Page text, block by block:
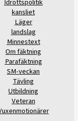
Idrottspolitik
kansliet
Läger
landslag
Minnestext
Om fäktning
Parafäktning
SM-veckan
Tävling
Utbildning
Veteran